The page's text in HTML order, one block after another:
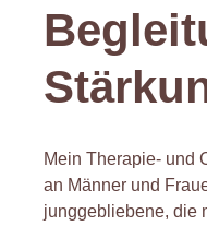
Mein Therapie- und
an Männer und
junggebliebene, die